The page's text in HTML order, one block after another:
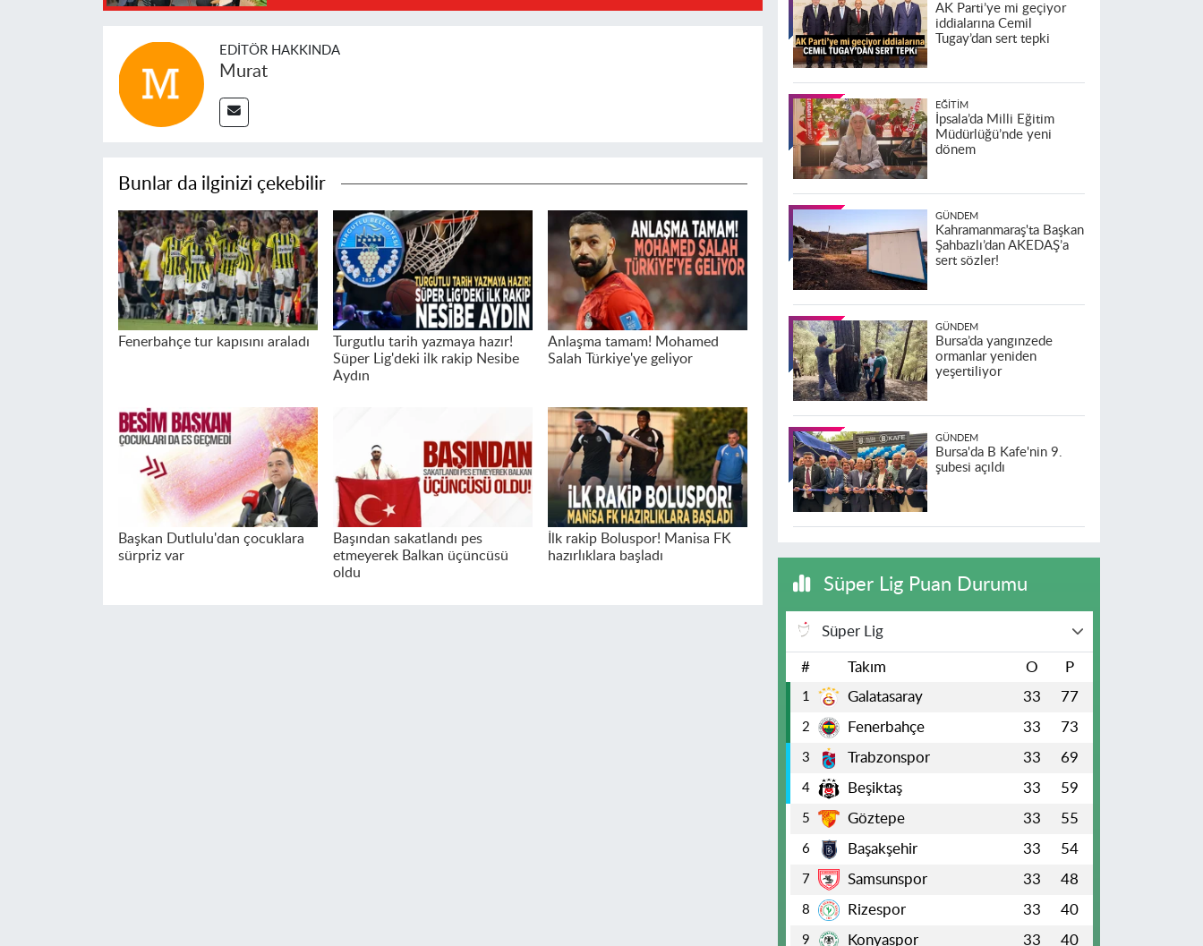
EDITÖR HAKKINDA
Murat
Bunlar da ilginizi çekebilir
Fenerbahçe tur kapısını araladı
Turgutlu tarih yazmaya hazır!
Süper Lig'deki ilk rakip Nesibe
Aydın
Anlaşma tamam! Mohamed
Salah Türkiye'ye geliyor
Başkan Dutlulu'dan çocuklara
sürpriz var
Başından sakatlandı pes
etmeyerek Balkan üçüncüsü
oldu
İlk rakip Boluspor! Manisa FK
hazırlıklara başladı
AK Parti’ye mi geçiyor
iddialarına Cemil
Tugay’dan sert tepki
EĞITIM
İpsala’da Milli Eğitim
Müdürlüğü’nde yeni
dönem
GÜNDEM
Kahramanmaraş'ta Başkan
Şahbazlı’dan AKEDAŞ’a
sert sözler!
GÜNDEM
Bursa’da yangınzede
ormanlar yeniden
yeşertiliyor
GÜNDEM
Bursa'da B Kafe'nin 9.
şubesi açıldı
Süper Lig Puan Durumu
Süper Lig
# Takım O P
1 Galatasaray 33 77
2 Fenerbahçe 33 73
3 Trabzonspor 33 69
4 Beşiktaş 33 59
5 Göztepe 33 55
6 Başakşehir 33 54
7 Samsunspor 33 48
8 Rizespor 33 40
9 Konyaspor 33 40